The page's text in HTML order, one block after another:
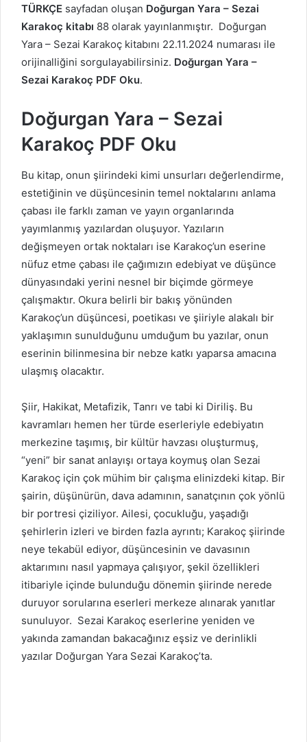
TÜRKÇE sayfadan oluşan Doğurgan Yara – Sezai
Karakoç kitabı 88 olarak yayınlanmıştır. Doğurgan
Yara – Sezai Karakoç kitabını 22.11.2024 numarası ile
orijinalliğini sorgulayabilirsiniz. Doğurgan Yara –
Sezai Karakoç PDF Oku.
Doğurgan Yara – Sezai
Karakoç PDF Oku
Bu kitap, onun şiirindeki kimi unsurları değerlendirme,
estetiğinin ve düşüncesinin temel noktalarını anlama
çabası ile farklı zaman ve yayın organlarında
yayımlanmış yazılardan oluşuyor. Yazıların
değişmeyen ortak noktaları ise Karakoç’un eserine
nüfuz etme çabası ile çağımızın edebiyat ve düşünce
dünyasındaki yerini nesnel bir biçimde görmeye
çalışmaktır. Okura belirli bir bakış yönünden
Karakoç’un düşüncesi, poetikası ve şiiriyle alakalı bir
yaklaşımın sunulduğunu umduğum bu yazılar, onun
eserinin bilinmesina bir nebze katkı yaparsa amacına
ulaşmış olacaktır.
Şiir, Hakikat, Metafizik, Tanrı ve tabi ki Diriliş. Bu
kavramları hemen her türde eserleriyle edebiyatın
merkezine taşımış, bir kültür havzası oluşturmuş,
“yeni” bir sanat anlayışı ortaya koymuş olan Sezai
Karakoç için çok mühim bir çalışma elinizdeki kitap. Bir
şairin, düşünürün, dava adamının, sanatçının çok yönlü
bir portresi çiziliyor. Ailesi, çocukluğu, yaşadığı
şehirlerin izleri ve birden fazla ayrıntı; Karakoç şiirinde
neye tekabül ediyor, düşüncesinin ve davasının
aktarımını nasıl yapmaya çalışıyor, şekil özellikleri
itibariyle içinde bulunduğu dönemin şiirinde nerede
duruyor sorularına eserleri merkeze alınarak yanıtlar
sunuluyor. Sezai Karakoç eserlerine yeniden ve
yakında zamandan bakacağınız eşsiz ve derinlikli
yazılar Doğurgan Yara Sezai Karakoç’ta.